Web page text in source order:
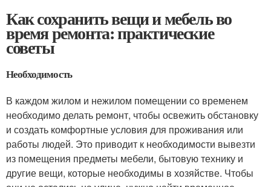
Как сохранить вещи и мебель во
время ремонта: практические
советы
Необходимость
В каждом жилом и нежилом помещении со временем
необходимо делать ремонт, чтобы освежить обстановку
и создать комфортные условия для проживания или
работы людей. Это приводит к необходимости вывезти
из помещения предметы мебели, бытовую технику и
другие вещи, которые необходимы в хозяйстве. Чтобы